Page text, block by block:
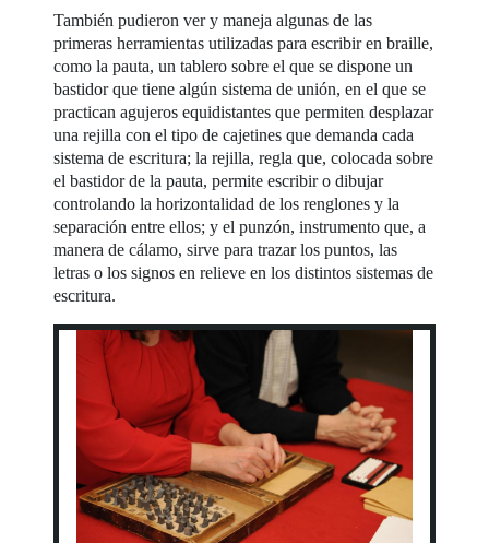
También pudieron ver y maneja algunas de las
primeras herramientas utilizadas para escribir en braille,
como la pauta, un tablero sobre el que se dispone un
bastidor que tiene algún sistema de unión, en el que se
practican agujeros equidistantes que permiten desplazar
una rejilla con el tipo de cajetines que demanda cada
sistema de escritura; la rejilla, regla que, colocada sobre
el bastidor de la pauta, permite escribir o dibujar
controlando la horizontalidad de los renglones y la
separación entre ellos; y el punzón, instrumento que, a
manera de cálamo, sirve para trazar los puntos, las
letras o los signos en relieve en los distintos sistemas de
escritura.